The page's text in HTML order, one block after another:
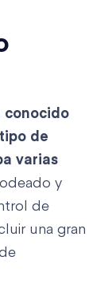
conocido
de
varias
y
de
una gran